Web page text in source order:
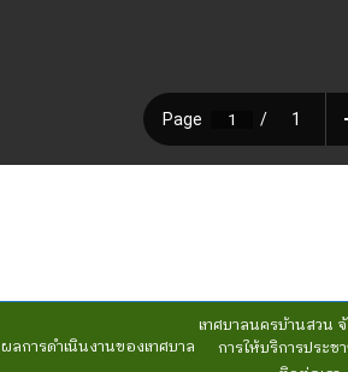
เทศบาลนครบ้านสวน
ผลการดำเนินงานของเทศบาล การให้บริการประช